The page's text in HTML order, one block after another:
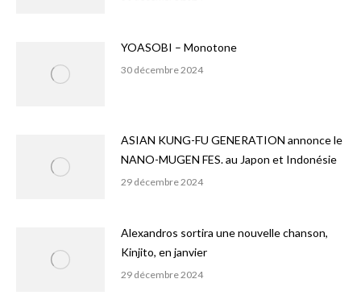
YOASOBI – Monotone
30 décembre 2024
ASIAN KUNG-FU GENERATION annonce le
NANO-MUGEN FES. au Japon et Indonésie
29 décembre 2024
Alexandros sortira une nouvelle chanson,
Kinjito, en janvier
29 décembre 2024